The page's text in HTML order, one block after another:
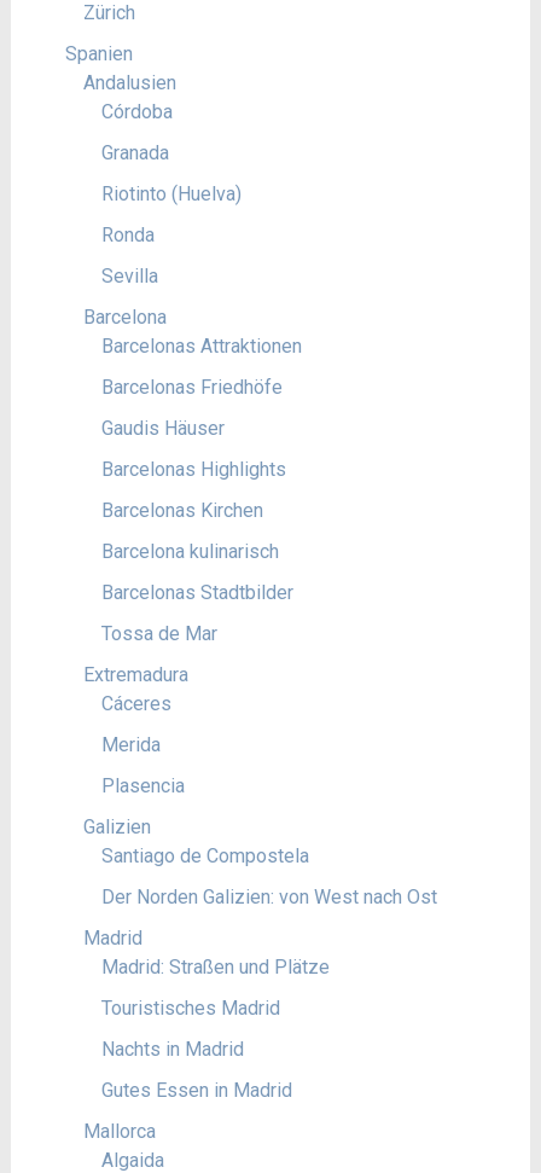
Zürich
Spanien
Andalusien
Córdoba
Granada
Riotinto (Huelva)
Ronda
Sevilla
Barcelona
Barcelonas Attraktionen
Barcelonas Friedhöfe
Gaudis Häuser
Barcelonas Highlights
Barcelonas Kirchen
Barcelona kulinarisch
Barcelonas Stadtbilder
Tossa de Mar
Extremadura
Cáceres
Merida
Plasencia
Galizien
Santiago de Compostela
Der Norden Galizien: von West nach Ost
Madrid
Madrid: Straßen und Plätze
Touristisches Madrid
Nachts in Madrid
Gutes Essen in Madrid
Mallorca
Algaida